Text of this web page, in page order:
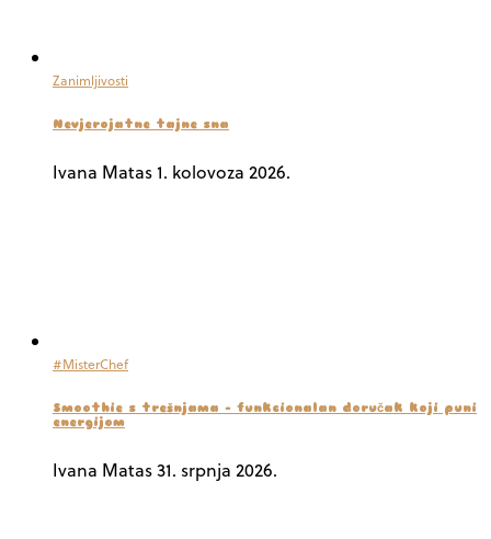
Zanimljivosti
Nevjerojatne tajne sna
Ivana Matas1. kolovoza 2026.
#MisterChef
Smoothie s trešnjama – funkcionalan doručak koji puni
energijom
Ivana Matas31. srpnja 2026.